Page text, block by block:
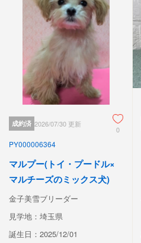
成約済 2026/07/30 更新
0
PY000006364
マルプー(トイ・プードル×
マルチーズのミックス犬)
金子美雪ブリーダー
見学地：埼玉県
誕生日：2025/12/01